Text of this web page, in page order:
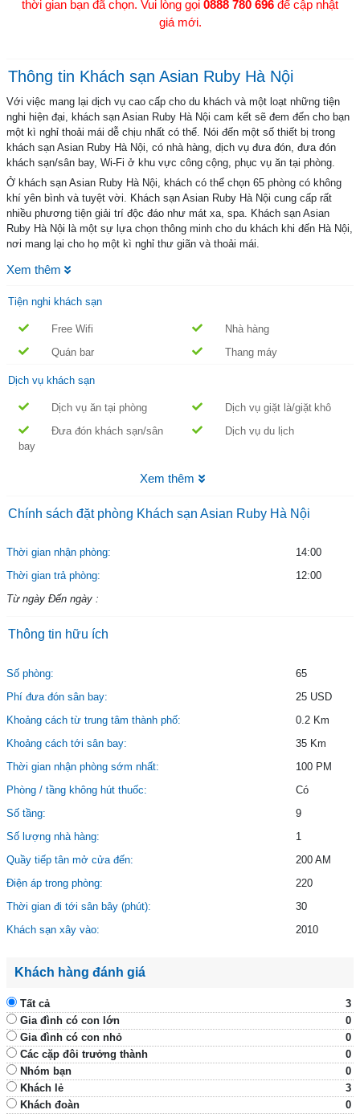
thời gian bạn đã chọn. Vui lòng gọi 0888 780 696 để cập nhật
giá mới.
Thông tin Khách sạn Asian Ruby Hà Nội
Với việc mang lại dịch vụ cao cấp cho du khách và một loạt những tiện
nghi hiện đại, khách sạn Asian Ruby Hà Nội cam kết sẽ đem đến cho bạn
một kì nghỉ thoải mái dễ chịu nhất có thể. Nói đến một số thiết bị trong
khách sạn Asian Ruby Hà Nội, có nhà hàng, dịch vụ đưa đón, đưa đón
khách sạn/sân bay, Wi-Fi ở khu vực công cộng, phục vụ ăn tại phòng.
Ở khách sạn Asian Ruby Hà Nội, khách có thể chọn 65 phòng có không
khí yên bình và tuyệt vời. Khách sạn Asian Ruby Hà Nội cung cấp rất
nhiều phương tiện giải trí độc đáo như mát xa, spa. Khách sạn Asian
Ruby Hà Nội là một sự lựa chọn thông minh cho du khách khi đến Hà Nội,
nơi mang lại cho họ một kì nghỉ thư giãn và thoải mái.
Xem thêm
Tiện nghi khách sạn
Free Wifi
Nhà hàng
Quán bar
Thang máy
Dịch vụ khách sạn
Dịch vụ ăn tại phòng
Dịch vụ giặt là/giặt khô
Đưa đón khách sạn/sân
bay
Dịch vụ du lịch
Xem thêm
Chính sách đặt phòng Khách sạn Asian Ruby Hà Nội
Thời gian nhận phòng:
14:00
Thời gian trả phòng:
12:00
Từ ngày Đến ngày :
Thông tin hữu ích
Số phòng:
65
Phí đưa đón sân bay:
25 USD
Khoảng cách từ trung tâm thành phố:
0.2 Km
Khoảng cách tới sân bay:
35 Km
Thời gian nhận phòng sớm nhất:
100 PM
Phòng / tầng không hút thuốc:
Có
Số tầng:
9
Số lượng nhà hàng:
1
Quầy tiếp tân mở cửa đến:
200 AM
Điện áp trong phòng:
220
Thời gian đi tới sân bây (phút):
30
Khách sạn xây vào:
2010
Khách hàng đánh giá
Tất cả
3
Gia đình có con lớn
0
Gia đình có con nhỏ
0
Các cặp đôi trưởng thành
0
Nhóm bạn
0
Khách lẻ
3
Khách đoàn
0